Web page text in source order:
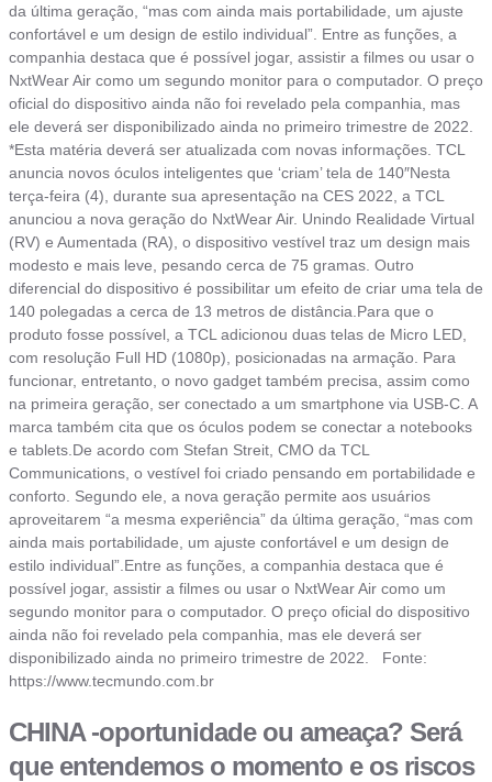
da última geração, “mas com ainda mais portabilidade, um ajuste
confortável e um design de estilo individual”. Entre as funções, a
companhia destaca que é possível jogar, assistir a filmes ou usar o
NxtWear Air como um segundo monitor para o computador. O preço
oficial do dispositivo ainda não foi revelado pela companhia, mas
ele deverá ser disponibilizado ainda no primeiro trimestre de 2022.
*Esta matéria deverá ser atualizada com novas informações. TCL
anuncia novos óculos inteligentes que ‘criam’ tela de 140″Nesta
terça-feira (4), durante sua apresentação na CES 2022, a TCL
anunciou a nova geração do NxtWear Air. Unindo Realidade Virtual
(RV) e Aumentada (RA), o dispositivo vestível traz um design mais
modesto e mais leve, pesando cerca de 75 gramas. Outro
diferencial do dispositivo é possibilitar um efeito de criar uma tela de
140 polegadas a cerca de 13 metros de distância.Para que o
produto fosse possível, a TCL adicionou duas telas de Micro LED,
com resolução Full HD (1080p), posicionadas na armação. Para
funcionar, entretanto, o novo gadget também precisa, assim como
na primeira geração, ser conectado a um smartphone via USB-C. A
marca também cita que os óculos podem se conectar a notebooks
e tablets.De acordo com Stefan Streit, CMO da TCL
Communications, o vestível foi criado pensando em portabilidade e
conforto. Segundo ele, a nova geração permite aos usuários
aproveitarem “a mesma experiência” da última geração, “mas com
ainda mais portabilidade, um ajuste confortável e um design de
estilo individual”.Entre as funções, a companhia destaca que é
possível jogar, assistir a filmes ou usar o NxtWear Air como um
segundo monitor para o computador. O preço oficial do dispositivo
ainda não foi revelado pela companhia, mas ele deverá ser
disponibilizado ainda no primeiro trimestre de 2022. Fonte:
https://www.tecmundo.com.br
CHINA -oportunidade ou ameaça? Será
que entendemos o momento e os riscos